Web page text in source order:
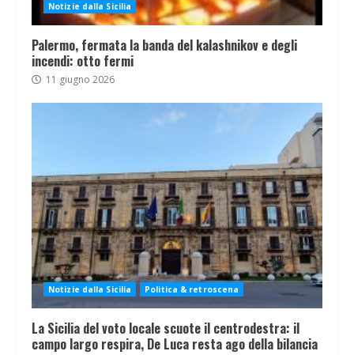
Notizie dalla Sicilia
Palermo, fermata la banda del kalashnikov e degli
incendi: otto fermi
11 giugno 2026
Notizie dalla Sicilia Politica & retroscena
La Sicilia del voto locale scuote il centrodestra: il
campo largo respira, De Luca resta ago della bilancia